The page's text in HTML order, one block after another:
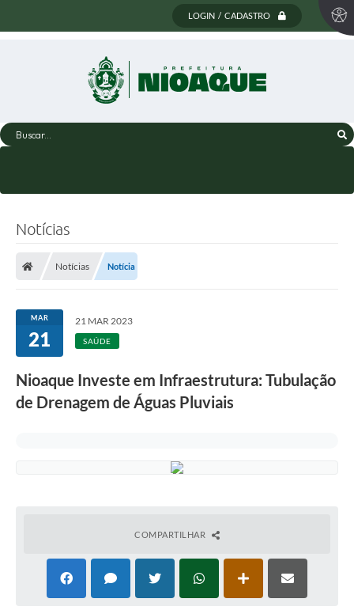
LOGIN / CADASTRO
Buscar...
Notícias
Notícias Notícia
MAR
21
21 MAR 2023
SAÚDE
Nioaque Investe em Infraestrutura: Tubulação
de Drenagem de Águas Pluviais
COMPARTILHAR